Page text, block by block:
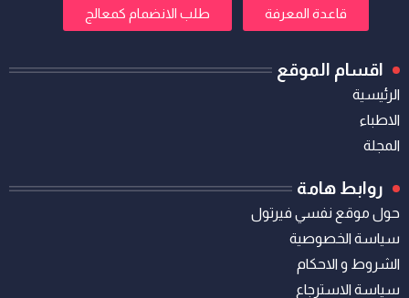
قاعدة المعرفة طلب الانضمام كمعالج
اقسام الموقع
الرئيسية
الاطباء
المجلة
روابط هامة
حول موقع نفسي فيرتول
سياسة الخصوصية
الشروط و الاحكام
سياسة الاسترجاع